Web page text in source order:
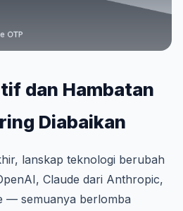
dan Hambatan
Diabaikan
lanskap teknologi berubah
Claude dari Anthropic,
— semuanya berlomba